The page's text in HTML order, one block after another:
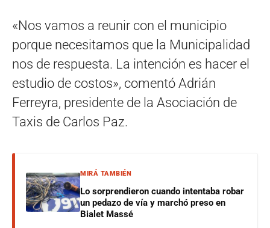
«Nos vamos a reunir con el municipio
porque necesitamos que la Municipalidad
nos de respuesta. La intención es hacer el
estudio de costos», comentó Adrián
Ferreyra, presidente de la Asociación de
Taxis de Carlos Paz.
MIRÁ TAMBIÉN
Lo sorprendieron cuando intentaba robar
un pedazo de vía y marchó preso en
Bialet Massé